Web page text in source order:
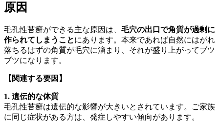
原因
毛孔性苔癬ができる主な原因は、 毛穴の出口で角質が過剰に
作られてしまうことにあります。本来であれば自然にはがれ
落ちるはずの角質が毛穴に溜まり、それが盛り上がってブツ
ブツになります。
【関連する要因】
1. 遺伝的な体質
毛孔性苔癬は遺伝的な影響が大きいとされています。ご家族
に同じ症状がある方は、発症しやすい傾向があります。